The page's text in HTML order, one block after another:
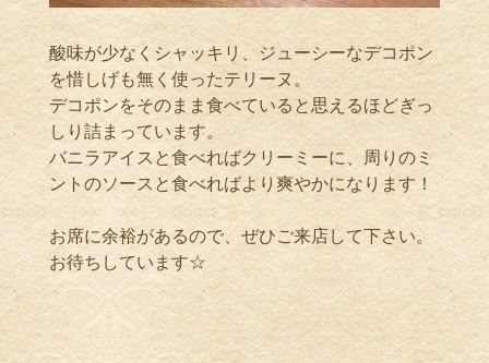
酸味が少なくシャッキリ、ジューシーなデコポン
を惜しげも無く使ったテリーヌ。
デコポンをそのまま食べていると思えるほどぎっ
しり詰まっています。
バニラアイスと食べればクリーミーに、周りのミ
ントのソースと食べればより爽やかになります！
お席に余裕があるので、ぜひご来店して下さい。
お待ちしています☆